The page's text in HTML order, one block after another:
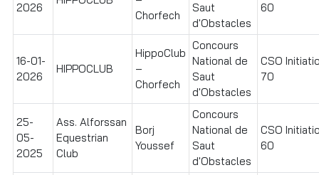
2026
Chorfech
Saut
d'Obstacles
60
16-01-
2026
HIPPOCLUB
HippoClub
–
Chorfech
Concours
National de
Saut
d'Obstacles
CSO
70
25-
05-
2025
Ass. Alforssan
Equestrian
Club
Borj
Youssef
Concours
National de
Saut
d'Obstacles
CSO
60